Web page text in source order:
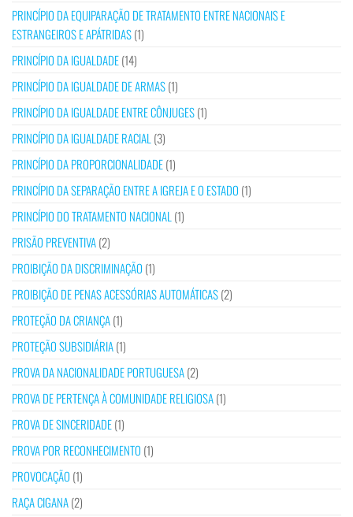
PRINCÍPIO DA EQUIPARAÇÃO DE TRATAMENTO ENTRE NACIONAIS E
ESTRANGEIROS E APÁTRIDAS(1)
PRINCÍPIO DA IGUALDADE(14)
PRINCÍPIO DA IGUALDADE DE ARMAS(1)
PRINCÍPIO DA IGUALDADE ENTRE CÔNJUGES(1)
PRINCÍPIO DA IGUALDADE RACIAL (3)
PRINCÍPIO DA PROPORCIONALIDADE(1)
PRINCÍPIO DA SEPARAÇÃO ENTRE A IGREJA E O ESTADO (1)
PRINCÍPIO DO TRATAMENTO NACIONAL (1)
PRISÃO PREVENTIVA(2)
PROIBIÇÃO DA DISCRIMINAÇÃO (1)
PROIBIÇÃO DE PENAS ACESSÓRIAS AUTOMÁTICAS(2)
PROTEÇÃO DA CRIANÇA(1)
PROTEÇÃO SUBSIDIÁRIA(1)
PROVA DA NACIONALIDADE PORTUGUESA(2)
PROVA DE PERTENÇA À COMUNIDADE RELIGIOSA(1)
PROVA DE SINCERIDADE(1)
PROVA POR RECONHECIMENTO (1)
PROVOCAÇÃO (1)
RAÇA CIGANA(2)